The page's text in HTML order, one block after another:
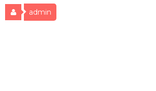
admin